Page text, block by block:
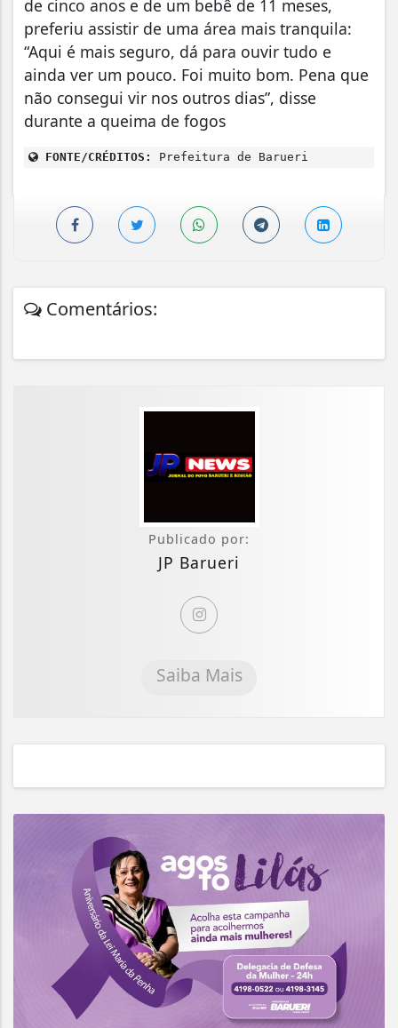
de cinco anos e de um bebê de 11 meses,
preferiu assistir de uma área mais tranquila:
“Aqui é mais seguro, dá para ouvir tudo e
ainda ver um pouco. Foi muito bom. Pena que
não consegui vir nos outros dias”, disse
durante a queima de fogos
FONTE/CRÉDITOS: Prefeitura de Barueri
Comentários:
Publicado por:
JP Barueri
Saiba Mais